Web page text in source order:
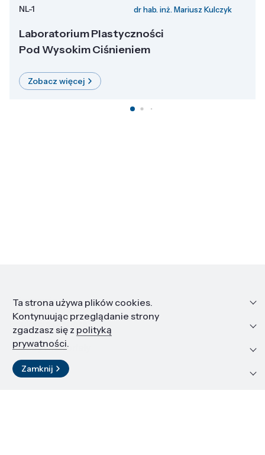
NL-1 dr hab. inż. Mariusz Kulczyk
Laboratorium Plastyczności
Pod Wysokim Ciśnieniem
Zobacz więcej
Informacje
Edukacja i kariera
Zasoby i materiały
Kontakt
Ta strona używa plików cookies.
Kontynuując przeglądanie strony
zgadzasz się z polityką
prywatności.
Zamknij